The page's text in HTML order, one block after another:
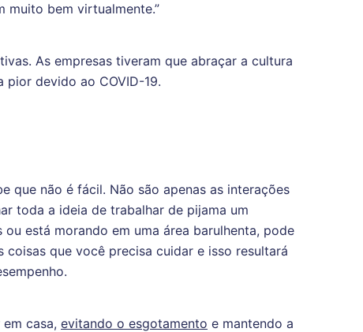
muito bem virtualmente.”
As empresas tiveram que abraçar a cultura
pior devido ao COVID-19.
que não é fácil. Não são apenas as interações
toda a ideia de trabalhar de pijama um
está morando em uma área barulhenta, pode
que você precisa cuidar e isso resultará
casa, evitando o esgotamento e mantendo a